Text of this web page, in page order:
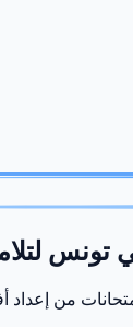
لتلاميذ